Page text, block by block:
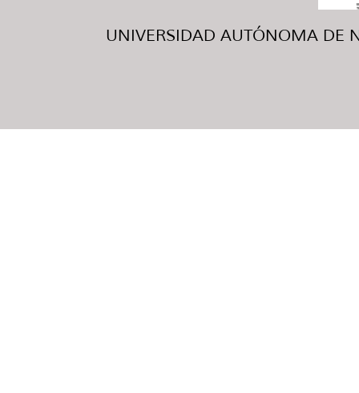
UNIVERSIDAD AUTÓNOMA DE